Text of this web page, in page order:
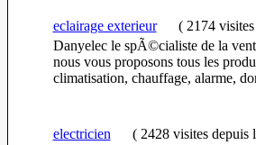
eclairage exterieur(2174 visites
Danyelec le spÃ©cialiste de la
nous vous proposons tous les
climatisation, chauffage, alarme,
electricien(2428 visites depuis